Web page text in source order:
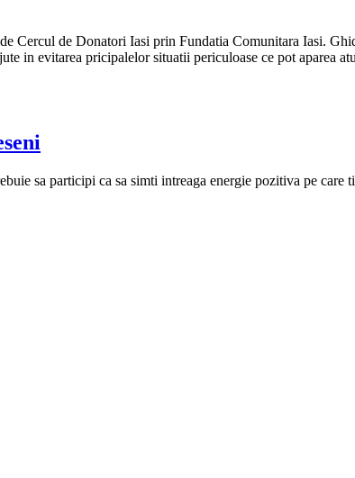
Cercul de Donatori Iasi prin Fundatia Comunitara Iasi.
in evitarea pricipalelor situatii periculoase ce pot aparea
sa participi ca sa simti intreaga energie pozitiva pe care